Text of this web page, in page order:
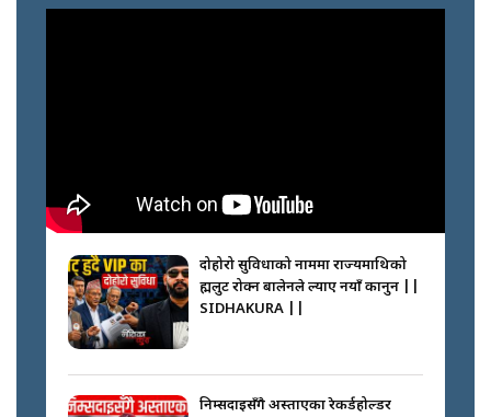
दोहोरो सुविधाको नाममा राज्यमाथिको
ब्रह्मलुट रोक्न बालेनले ल्याए नयाँ कानुन ||
SIDHAKURA ||
निम्सदाइसँगै अस्ताएका रेकर्डहोल्डर